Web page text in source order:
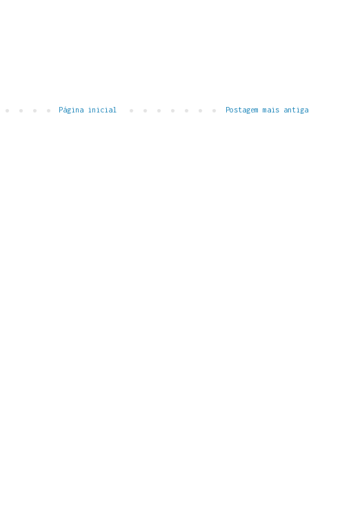
Postagem mais antiga
Página inicial